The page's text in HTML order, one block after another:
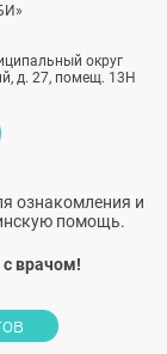
округ
д. 27, помещ. 13Н
ознакомления и
помощь.
с врачом!